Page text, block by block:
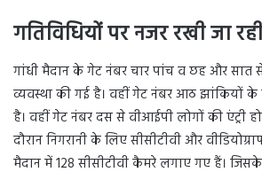
गतिविधियों पर नजर रखी जा रही
गांधी मैदान के गेट नंबर चार पांच व छह और सात
व्यवस्था की गई है। वहीं गेट नंबर आठ झांकियों के
है। वहीं गेट नंबर दस से वीआईपी लोगों की एंट्री
दौरान निगरानी के लिए सीसीटीवी और
मैदान में 128 सीसीटीवी कैमरे लगाए गए हैं।